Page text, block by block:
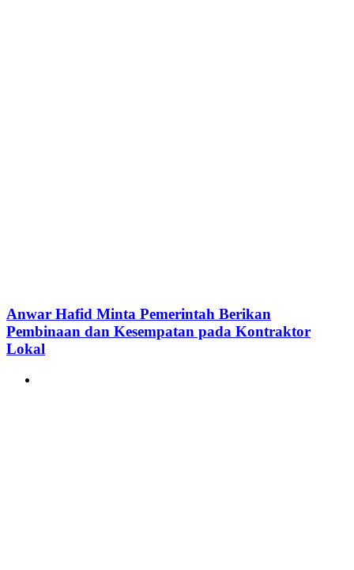
Anwar Hafid Minta Pemerintah Berikan
Pembinaan dan Kesempatan pada Kontraktor
Lokal